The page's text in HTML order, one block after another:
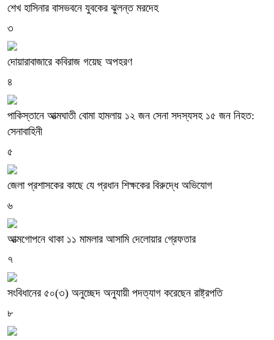
শেখ হাসিনার বাসভবনে যুবকের ঝুলন্ত মরদেহ
৩
দোয়ারাবাজারে কবিরাজ গয়েছ অপহরণ
৪
পাকিস্তানে আত্মঘাতী বোমা হামলায় ১২ জন সেনা সদস্যসহ ১৫ জন নিহত:
সেনাবাহিনী
৫
জেলা প্রশাসকের কাছে যে প্রধান শিক্ষকের বিরুদ্ধে অভিযোগ
৬
আত্মগোপনে থাকা ১১ মামলার আসামি দেলোয়ার গ্রেফতার
৭
সংবিধানের ৫০(৩) অনুচ্ছেদ অনুযায়ী পদত্যাগ করেছেন রাষ্ট্রপতি
৮